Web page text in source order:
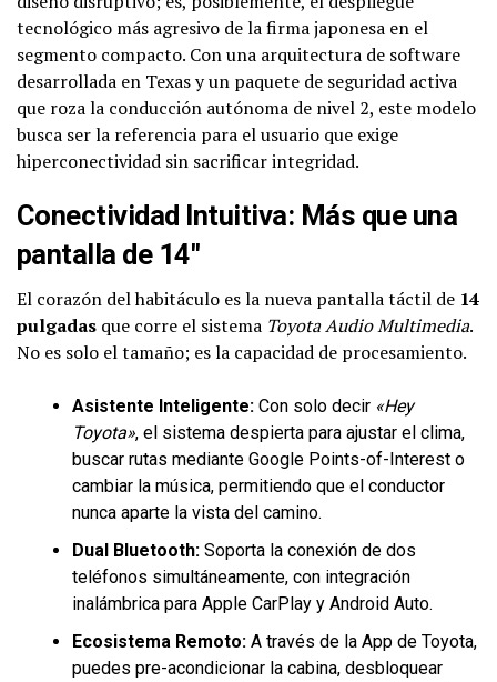
tecnológico más agresivo de la firma japonesa en el
segmento compacto. Con una arquitectura de software
desarrollada en Texas y un paquete de seguridad activa
que roza la conducción autónoma de nivel 2, este modelo
busca ser la referencia para el usuario que exige
hiperconectividad sin sacrificar integridad.
Conectividad Intuitiva: Más que una
pantalla de 14″
El corazón del habitáculo es la nueva pantalla táctil de 14
pulgadas que corre el sistema Toyota Audio Multimedia.
No es solo el tamaño; es la capacidad de procesamiento.
Asistente Inteligente: Con solo decir «Hey
Toyota», el sistema despierta para ajustar el clima,
buscar rutas mediante Google Points-of-Interest o
cambiar la música, permitiendo que el conductor
nunca aparte la vista del camino.
Dual Bluetooth: Soporta la conexión de dos
teléfonos simultáneamente, con integración
inalámbrica para Apple CarPlay y Android Auto.
Ecosistema Remoto: A través de la App de Toyota,
puedes pre-acondicionar la cabina, desbloquear